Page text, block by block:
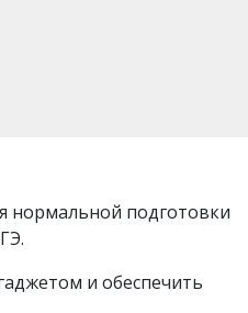
нормальной подготовки
и обеспечить